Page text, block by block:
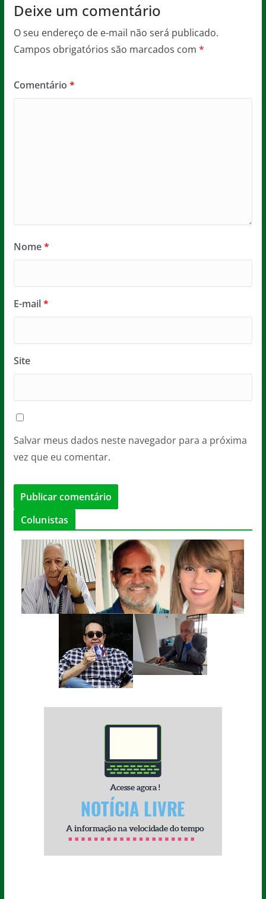
Deixe um comentário
O seu endereço de e-mail não será publicado.
Campos obrigatórios são marcados com *
Comentário *
Nome*
E-mail*
Site
Salvar meus dados neste navegador para a próxima
vez que eu comentar.
Colunistas